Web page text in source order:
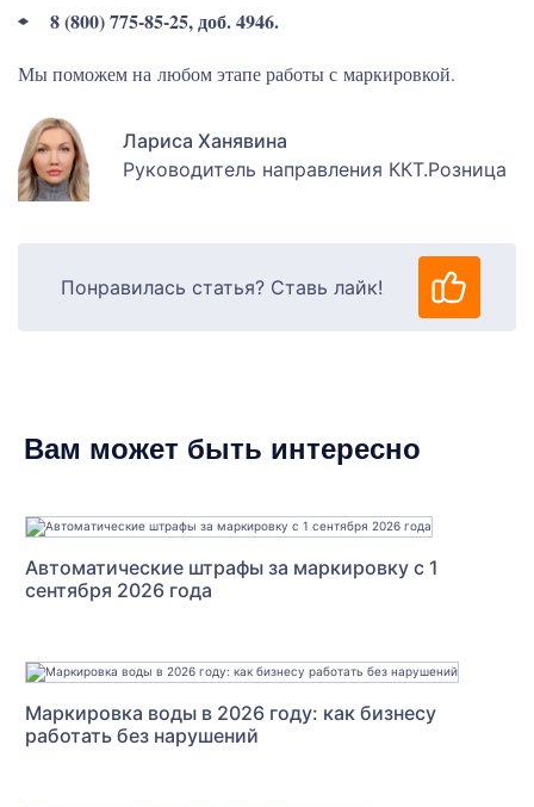
8 (800) 775-85-25, доб. 4946.
Мы поможем на любом этапе работы с маркировкой.
Лариса Ханявина
Руководитель направления ККТ.Розница
Понравилась статья? Ставь лайк!
Вам может быть интересно
Автоматические штрафы за маркировку с 1
сентября 2026 года
Маркировка воды в 2026 году: как бизнесу
работать без нарушений